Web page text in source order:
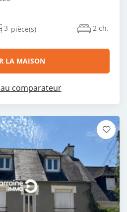
3 pièce(s) 2 ch.
LA MAISON
comparateur